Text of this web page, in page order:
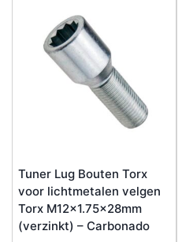
Tuner Lug Bouten Torx
voor lichtmetalen velgen
Torx M12x1.75x28mm
(verzinkt) – Carbonado